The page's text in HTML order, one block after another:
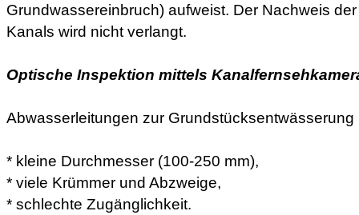
Grundwassereinbruch) aufweist. Der Nachweis
Kanals wird nicht verlangt.
Optische Inspektion mittels
Abwasserleitungen zur
* kleine Durchmesser (100-250 mm),
* viele Krümmer und Abzweige,
* schlechte Zugänglichkeit.